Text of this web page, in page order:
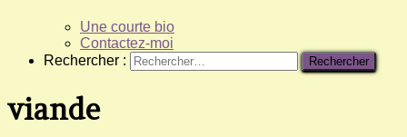
Une courte bio
Contactez-moi
Rechercher :
viande